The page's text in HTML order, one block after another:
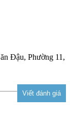
Đậu, Phường 11,